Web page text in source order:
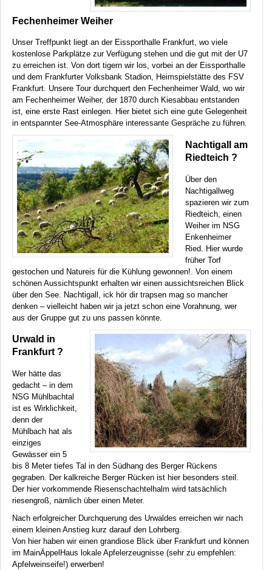
Fechenheimer Weiher
Unser Treffpunkt liegt an der Eissporthalle Frankfurt, wo viele
kostenlose Parkplätze zur Verfügung stehen und die gut mit der U7
zu erreichen ist. Von dort tigern wir los, vorbei an der Eissporthalle
und dem Frankfurter Volksbank Stadion, Heimspielstätte des FSV
Frankfurt. Unsere Tour durchquert den Fechenheimer Wald, wo wir
am Fechenheimer Weiher, der 1870 durch Kiesabbau entstanden
ist, eine erste Rast einlegen. Hier bietet sich eine gute Gelegenheit
in entspannter See-Atmosphäre interessante Gespräche zu führen.
Nachtigall am
Riedteich ?
Über den
Nachtigallweg
spazieren wir zum
Riedteich, einen
Weiher im NSG
Enkenheimer
Ried. Hier wurde
früher Torf
gestochen und Natureis für die Kühlung gewonnen!. Von einem
schönen Aussichtspunkt erhalten wir einen aussichtsreichen Blick
über den See. Nachtigall, ick hör dir trapsen mag so mancher
denken – vielleicht haben wir ja jetzt schon eine Vorahnung, wer
aus der Gruppe gut zu uns passen könnte.
Urwald in
Frankfurt ?
Wer hätte das
gedacht – in dem
NSG Mühlbachtal
ist es Wirklichkeit,
denn der
Mühlbach hat als
einziges
Gewässer ein 5
bis 8 Meter tiefes Tal in den Südhang des Berger Rückens
gegraben. Der kalkreiche Berger Rücken ist hier besonders steil.
Der hier vorkommende Riesenschachtelhalm wird tatsächlich
riesengroß, nämlich über einen Meter.
Nach erfolgreicher Durchquerung des Urwaldes erreichen wir nach
einem kleinen Anstieg kurz darauf den Lohrberg.
Von hier haben wir einen grandiose Blick über Frankfurt und können
im MainÄppelHaus lokale Apfelerzeugnisse (sehr zu empfehlen:
Apfelweinseife!) erwerben!